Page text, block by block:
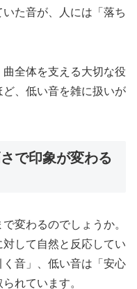
た音が、人には「落ち
全体を支える大切な役
、低い音を雑に扱いが
で印象が変わる
変わるのでしょうか。
して自然と反応してい
音」、低い音は「安心
れています。